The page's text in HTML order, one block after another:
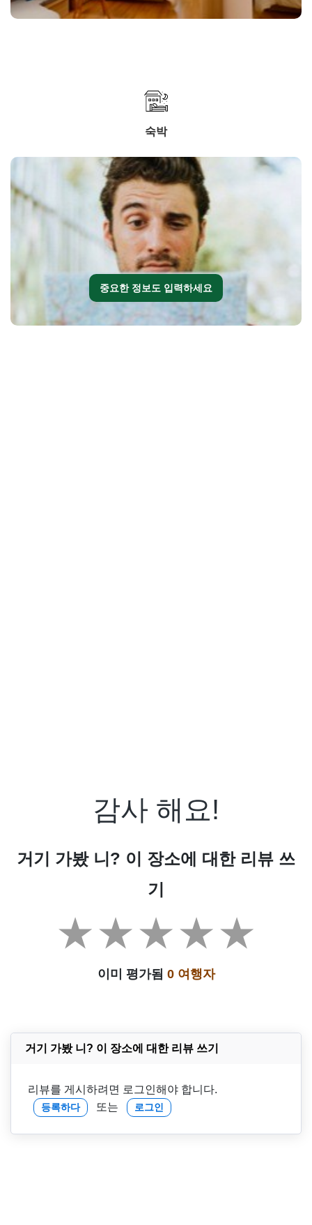
숙박
중요한 정보도 입력하세요
감사 해요!
거기 가봤 니? 이 장소에 대한 리뷰 쓰
기
이미 평가됨 0 여행자
거기 가봤 니? 이 장소에 대한 리뷰 쓰기
리뷰를 게시하려면 로그인해야 합니다.
등록하다 또는 로그인